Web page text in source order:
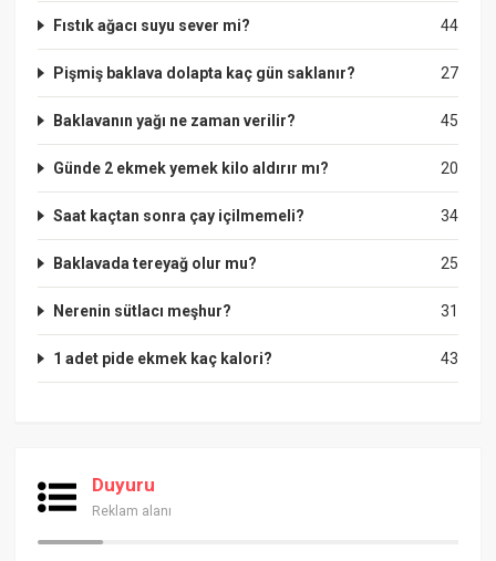
44
Fıstık ağacı suyu sever mi?
27
Pişmiş baklava dolapta kaç gün saklanır?
45
Baklavanın yağı ne zaman verilir?
20
Günde 2 ekmek yemek kilo aldırır mı?
34
Saat kaçtan sonra çay içilmemeli?
25
Baklavada tereyağ olur mu?
31
Nerenin sütlacı meşhur?
43
1 adet pide ekmek kaç kalori?
Duyuru
Reklam alanı